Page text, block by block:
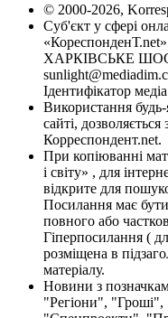
© 2000-2026,
Суб'єкт у сфері
ХАРКІВСЬКЕ
Ідентифікатор
Використання
сайті,
Корреспондент.net.
При копіюванні
і світу» , для
відкрите для
Посилання має
повного або
Гіперпосилання (
розміщена в
матеріалу.
Новини з
"Регіони",